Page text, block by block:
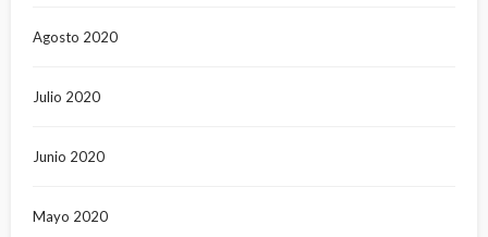
Agosto 2020
Julio 2020
Junio 2020
Mayo 2020